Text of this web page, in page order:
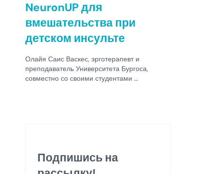
NeuronUP для
вмешательства при
детском инсульте
Олайя Саис Васкес, эрготерапевт и
преподаватель Университета Бургоса,
совместно со своими студентами …
Подпишись на